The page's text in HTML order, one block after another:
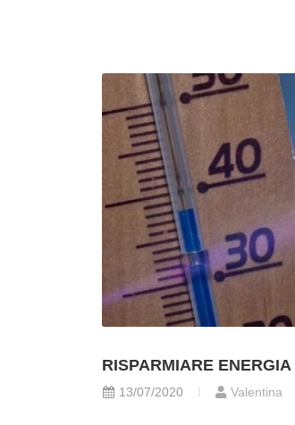
RISPARMIARE ENERGIA
13/07/2020 Valentina